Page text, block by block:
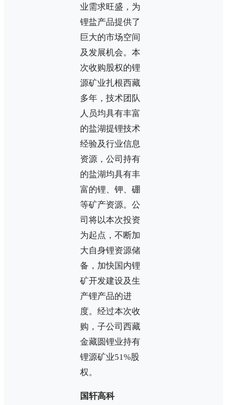
业需求旺盛，为
锂盐产品提供了
巨大的市场空间
及发展机会。本
次收购股权的锂
源矿业扎根西藏
多年，技术团队
人员均具有丰富
的盐湖提锂技术
经验及行业信息
资源，公司持有
的盐湖均具有丰
富的锂、钾、硼
等矿产资源。公
司将以本次投资
为起点，不断加
大自身锂资源储
备，加快国内锂
矿开发建设及生
产锂产品的进
度。经过本次收
购，子公司西藏
金藏圆锂业持有
锂源矿业51%股
权。
国轩高科